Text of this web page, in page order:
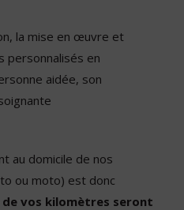
la mise en œuvre et
personnalisés en
aidée, son
au domicile de nos
ou moto) est donc
de vos kilomètres seront